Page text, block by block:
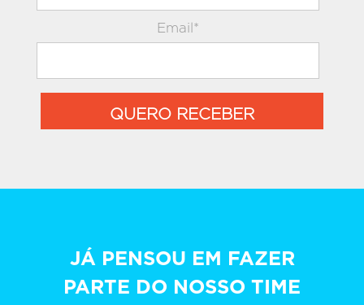
Email*
QUERO RECEBER
JÁ PENSOU EM FAZER
PARTE DO NOSSO TIME